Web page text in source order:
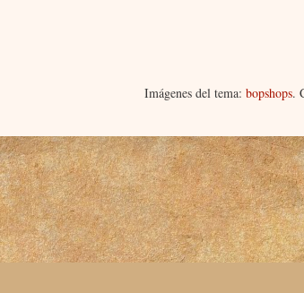
Imágenes del tema: bopshops.